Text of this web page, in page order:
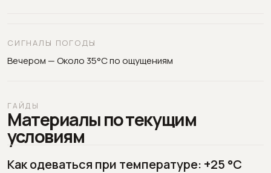
СИГНАЛЫ ПОГОДЫ
Вечером — Около 35°C по ощущениям
ГАЙДЫ
Материалы по текущим
условиям
Как одеваться при температуре: +25 °C